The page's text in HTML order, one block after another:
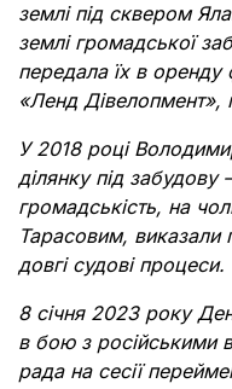
землі під сквером
землі громадської
передала їх в
«Ленд Дівелопмент»,
У 2018 році
ділянку під забудову
громадськість, на
Тарасовим, виказали
довгі судові процеси.
8 січня 2023 року
в бою з російськими
рада на сесії